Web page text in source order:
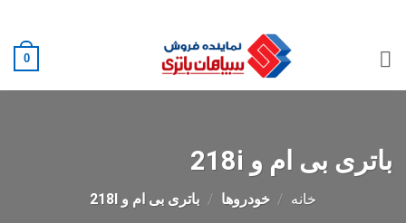
content
0
باتری بی ام و 218i
خانه / خودروها / باتری بی ام و 218I